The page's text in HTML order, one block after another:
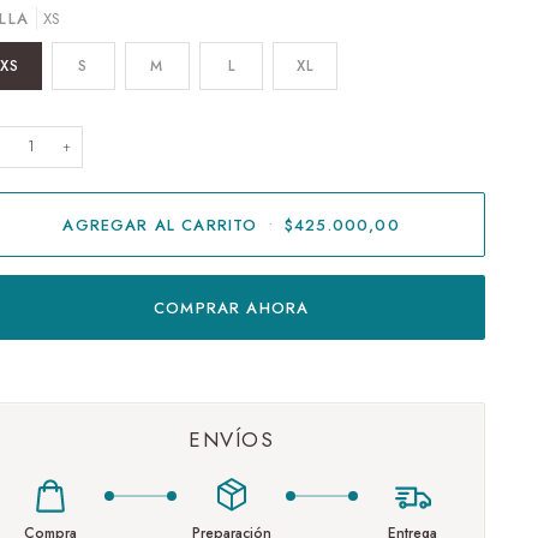
XS
XS S M L XL
+
AGREGAR AL CARRITO • $425.000,00
COMPRAR AHORA
ENVÍOS
Compra Preparación Entrega